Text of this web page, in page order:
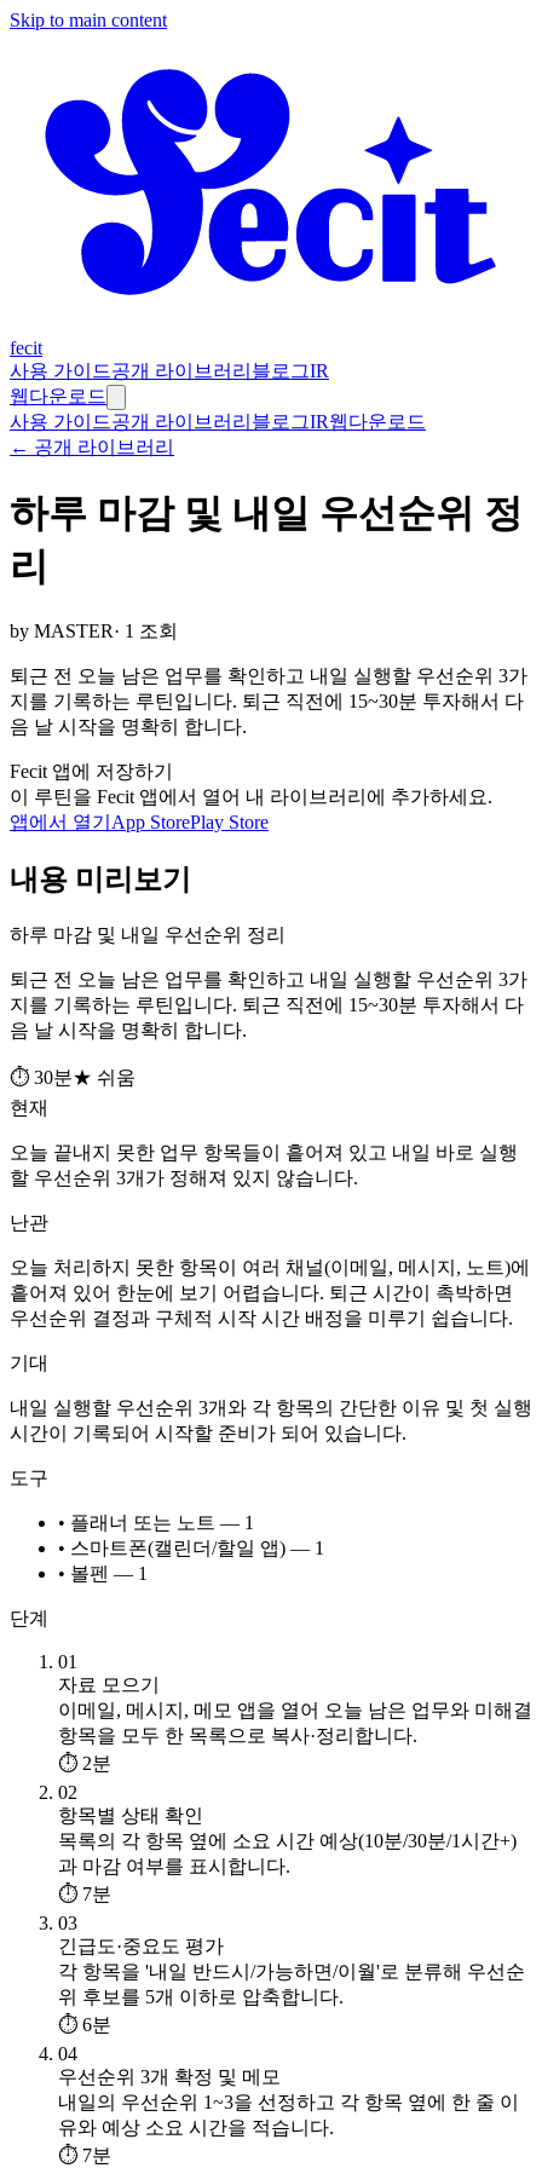
Skip to main content
fecit
사용 가이드공개 라이브러리 블로그IR
웹다운로드
사용 가이드공개 라이브러리 블로그IR웹다운로드
← 공개 라이브러리
하루 마감 및 내일 우선순위 정
리
by MASTER· 1 조회
퇴근 전 오늘 남은 업무를 확인하고 내일 실행할 우선순위 3가
지를 기록하는 루틴입니다. 퇴근 직전에 15~30분 투자해서 다
음 날 시작을 명확히 합니다.
Fecit 앱에 저장하기
이 루틴을 Fecit 앱에서 열어 내 라이브러리에 추가하세요.
앱에서 열기 App StorePlay Store
내용 미리보기
하루 마감 및 내일 우선순위 정리
퇴근 전 오늘 남은 업무를 확인하고 내일 실행할 우선순위 3가
지를 기록하는 루틴입니다. 퇴근 직전에 15~30분 투자해서 다
음 날 시작을 명확히 합니다.
⏱ 30분★ 쉬움
현재
오늘 끝내지 못한 업무 항목들이 흩어져 있고 내일 바로 실행
할 우선순위 3개가 정해져 있지 않습니다.
난관
오늘 처리하지 못한 항목이 여러 채널(이메일, 메시지, 노트)에
흩어져 있어 한눈에 보기 어렵습니다. 퇴근 시간이 촉박하면
우선순위 결정과 구체적 시작 시간 배정을 미루기 쉽습니다.
기대
내일 실행할 우선순위 3개와 각 항목의 간단한 이유 및 첫 실행
시간이 기록되어 시작할 준비가 되어 있습니다.
도구
• 플래너 또는 노트 — 1
• 스마트폰(캘린더/할일 앱) — 1
• 볼펜 — 1
단계
01
자료 모으기
이메일, 메시지, 메모 앱을 열어 오늘 남은 업무와 미해결
항목을 모두 한 목록으로 복사·정리합니다.
⏱ 2분
02
항목별 상태 확인
목록의 각 항목 옆에 소요 시간 예상(10분/30분/1시간+)
과 마감 여부를 표시합니다.
⏱ 7분
03
긴급도·중요도 평가
각 항목을 '내일 반드시/가능하면/이월'로 분류해 우선순
위 후보를 5개 이하로 압축합니다.
⏱ 6분
04
우선순위 3개 확정 및 메모
내일의 우선순위 1~3을 선정하고 각 항목 옆에 한 줄 이
유와 예상 소요 시간을 적습니다.
⏱ 7분